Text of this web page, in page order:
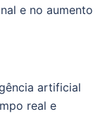
e no aumento
artificial
real e